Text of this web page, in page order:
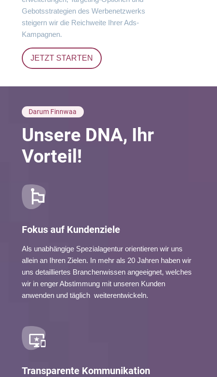
Gebotsstrategien des Werbenetzwerks
steigern wir die Reichweite Ihrer Ads-
Kampagnen.
JETZT STARTEN
Darum Finnwaa
Unsere DNA, Ihr
Vorteil!
Fokus auf Kundenziele
Als unabhängige Spezialagentur orientieren wir uns
allein an Ihren Zielen. In mehr als 20 Jahren haben wir
uns detailliertes Branchenwissen angeeignet, welches
wir in enger Abstimmung mit unseren Kunden
anwenden und täglich weiterentwickeln.
Transparente Kommunikation